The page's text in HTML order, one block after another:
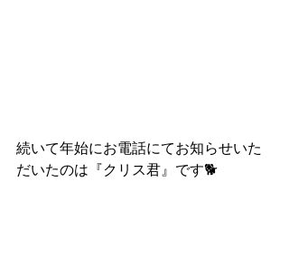
続いて年始にお電話にてお知らせいた
だいたのは『クリス君』です🐕